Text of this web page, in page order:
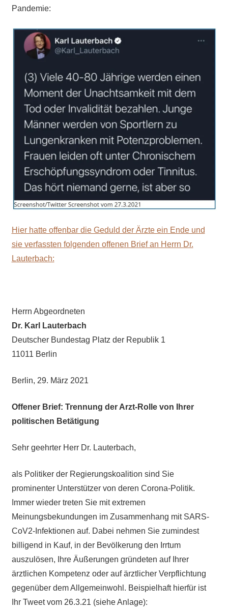
Pandemie:
Hier hatte offenbar die Geduld der Ärzte ein Ende und
sie verfassten folgenden offenen Brief an Herrn Dr.
Lauterbach:
Herrn Abgeordneten
Dr. Karl Lauterbach
Deutscher Bundestag Platz der Republik 1
11011 Berlin
Berlin, 29. März 2021
Offener Brief: Trennung der Arzt-Rolle von Ihrer
politischen Betätigung
Sehr geehrter Herr Dr. Lauterbach,
als Politiker der Regierungskoalition sind Sie
prominenter Unterstützer von deren Corona-Politik.
Immer wieder treten Sie mit extremen
Meinungsbekundungen im Zusammenhang mit SARS-
CoV2-Infektionen auf. Dabei nehmen Sie zumindest
billigend in Kauf, in der Bevölkerung den Irrtum
auszulösen, Ihre Äußerungen gründeten auf Ihrer
ärztlichen Kompetenz oder auf ärztlicher Verpflichtung
gegenüber dem Allgemeinwohl. Beispielhaft hierfür ist
Ihr Tweet vom 26.3.21 (siehe Anlage):